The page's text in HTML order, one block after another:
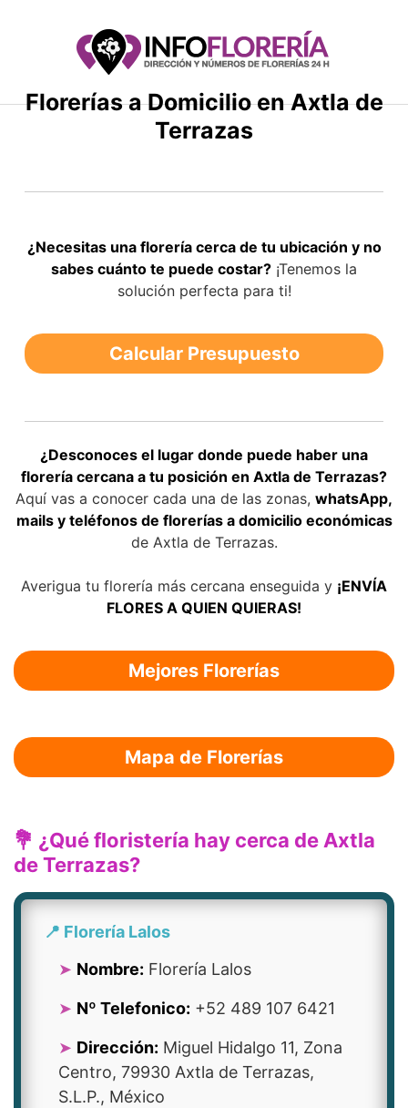
Florerías a Domicilio en Axtla de
Terrazas
¿Necesitas una florería cerca de tu ubicación y no
sabes cuánto te puede costar? ¡Tenemos la
solución perfecta para ti!
Calcular Presupuesto
¿Desconoces el lugar donde puede haber una
florería cercana a tu posición en Axtla de Terrazas?
Aquí vas a conocer cada una de las zonas, whatsApp,
mails y teléfonos de florerías a domicilio económicas
de Axtla de Terrazas.
Averigua tu florería más cercana enseguida y ¡ENVÍA
FLORES A QUIEN QUIERAS!
Mejores Florerías
Mapa de Florerías
💐 ¿Qué floristería hay cerca de Axtla
de Terrazas?
📍 Florería Lalos
Nombre: Florería Lalos
Nº Telefonico: +52 489 107 6421
Dirección: Miguel Hidalgo 11, Zona
Centro, 79930 Axtla de Terrazas,
S.L.P., México